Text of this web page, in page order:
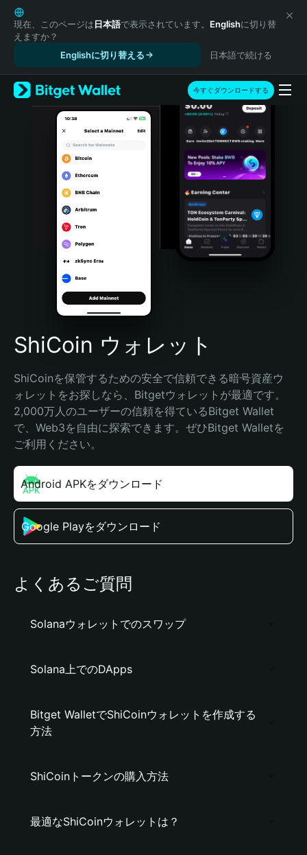
English
日本語
Tiếng Việt
Español (Latinoamérica)
Türkçe
Italiano
Português (Portugal)
Bahasa Indonesia
Português (Brasil)
Español (Argentina)
現在、このページは日本語で表示されています。 Englishに切り替
えますか？
Englishに切り替える
日本語で続ける
今すぐダウンロードする
ShiCoin ウォレット
ShiCoinを保管するための安全で信頼できる暗号資産ウ
ォレットをお探しなら、Bitgetウォレットが最適です。
2,000万人のユーザーの信頼を得ているBitget Wallet
で、Web3を自由に探索できます。ぜひBitget Walletを
ご利用ください。
Android APKをダウンロード
Google Playをダウンロード
よくあるご質問
Solanaウォレットでのスワップ
Solana上でのDApps
Bitget WalletでShiCoinウォレットを作成する
方法
ShiCoinトークンの購入方法
最適なShiCoinウォレットは？